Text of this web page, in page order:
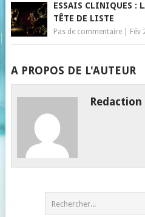
ESSAIS CLINIQUES :
TÊTE DE LISTE
Pas de commentaire| Fév
A PROPOS DE L'AUTEUR
Redaction